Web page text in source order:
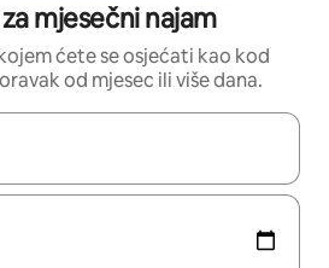
mjesečni najam
ćete se osjećati kao kod
od mjesec ili više dana.
moći ćete ih pregledati